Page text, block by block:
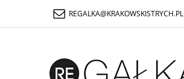
REGALKA@KRAKOWSKISTRYCH.PL